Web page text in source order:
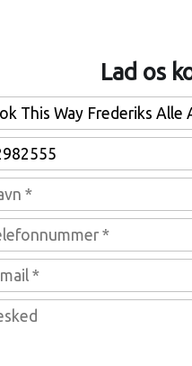
Lad os